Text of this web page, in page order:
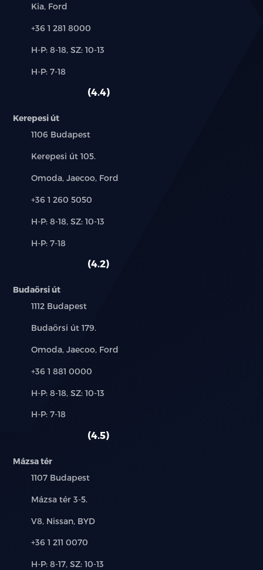
Márkák:
Kia, Ford
Telefon:
+36 1 281 8000
Új-
használt
H-P: 8-18, SZ: 10-13
Alkatrész,
H-P: 7-18
4.4
Kerepesi út
Település:
1106 Budapest
Cím:
Kerepesi út 105.
Márkák:
Omoda, Jaecoo, Ford
Telefon:
+36 1 260 5050
Új-
használt
H-P: 8-18, SZ: 10-13
Alkatrész,
H-P: 7-18
4.2
Budaörsi út
Település:
1112 Budapest
Cím:
Budaörsi út 179.
Márkák:
Omoda, Jaecoo, Ford
Telefon:
+36 1 881 0000
Új-
használt
H-P: 8-18, SZ: 10-13
Alkatrész,
H-P: 7-18
4.5
Mázsa tér
Település:
1107 Budapest
Cím:
Mázsa tér 3-5.
Márkák:
V8, Nissan, BYD
Telefon:
+36 1 211 0070
Új-
H-P: 8-17, SZ: 10-13